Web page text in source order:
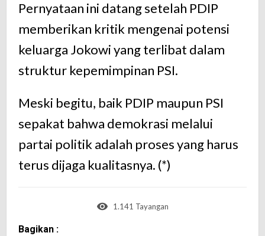
Pernyataan ini datang setelah PDIP
memberikan kritik mengenai potensi
keluarga Jokowi yang terlibat dalam
struktur kepemimpinan PSI.
Meski begitu, baik PDIP maupun PSI
sepakat bahwa demokrasi melalui
partai politik adalah proses yang harus
terus dijaga kualitasnya. (*)
1.141 Tayangan
Bagikan :